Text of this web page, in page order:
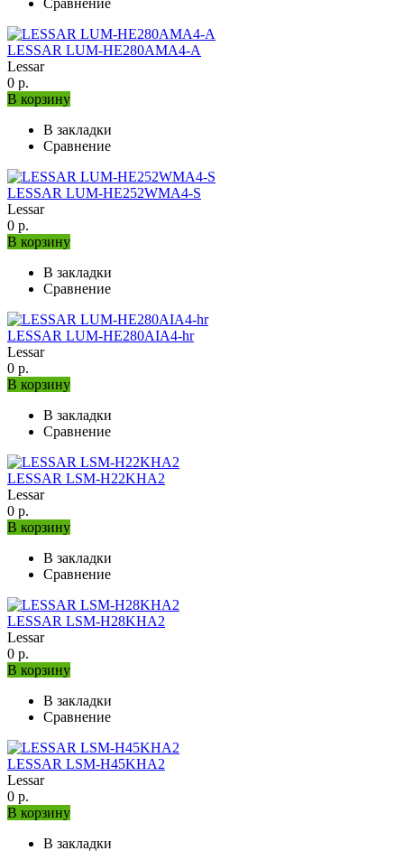
LESSAR LUM-HE280AMA4-A
Lessar
0 р.
В корзину
В закладки
Сравнение
LESSAR LUM-HE252WMA4-S
Lessar
0 р.
В корзину
В закладки
Сравнение
LESSAR LUM-HE280AIA4-hr
Lessar
0 р.
В корзину
В закладки
Сравнение
LESSAR LSM-H22KHA2
Lessar
0 р.
В корзину
В закладки
Сравнение
LESSAR LSM-H28KHA2
Lessar
0 р.
В корзину
В закладки
Сравнение
LESSAR LSM-H45KHA2
Lessar
0 р.
В корзину
В закладки